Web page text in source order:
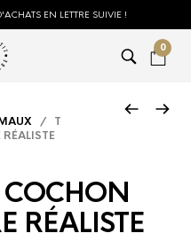
EN LETTRE SUIVIE !
0
/ T
COCHON
RÉALISTE